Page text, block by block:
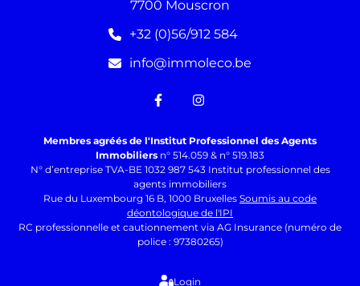
7700 Mouscron
+32 (0)56/912 584
info@immoleco.be
Membres agréés de l'Institut Professionnel des Agents
Immobiliers n° 514.059 & n° 519.183
N° d’entreprise TVA-BE 1032 987 543 Institut professionnel des
agents immobiliers
Rue du Luxembourg 16 B, 1000 Bruxelles Soumis au code
déontologique de l'IPI
RC professionnelle et cautionnement via AG Insurance (numéro de
police : 97380265)
Login